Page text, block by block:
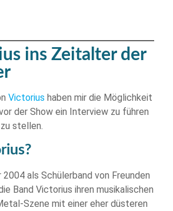
ins Zeitalter der
Victorius haben mir die Möglichkeit
der Show ein Interview zu führen
stellen.
2004 als Schülerband von Freunden
Band Victorius ihren musikalischen
Szene mit einer eher düsteren